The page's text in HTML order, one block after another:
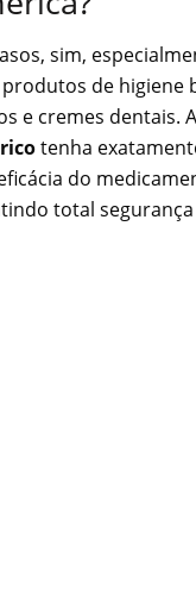
sim,
de higiene
e cremes dentais.
tenha
do
total